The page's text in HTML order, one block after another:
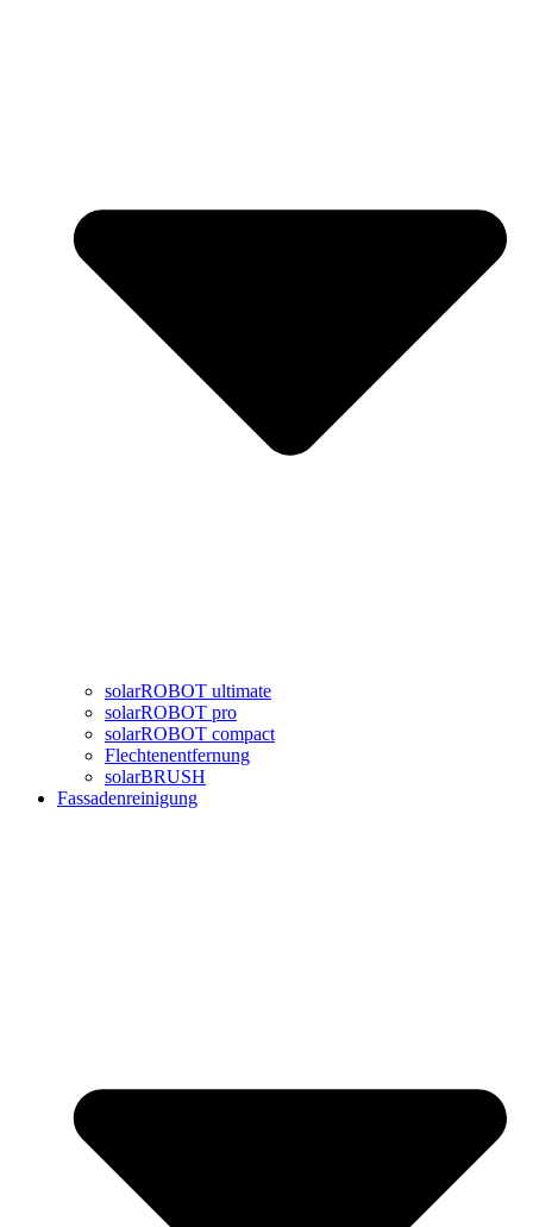
solarROBOT ultimate
solarROBOT pro
solarROBOT compact
Flechtenentfernung
solarBRUSH
Fassadenreinigung